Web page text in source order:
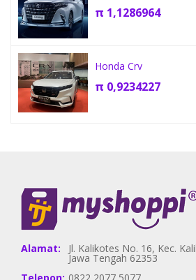
π 1,1286964
Honda Crv
π 0,9234227
Alamat: Jl. Kalikotes No. 16, Kec.
Jawa Tengah 62353